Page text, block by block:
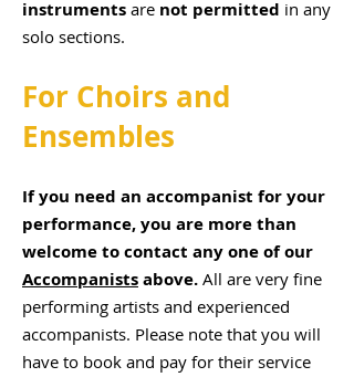
instruments are not permitted in any
solo sections.
For Choirs and
Ensembles
If you need an accompanist for your
performance, you are more than
welcome to contact any one of our
Accompanistsabove. All are very fine
performing artists and experienced
accompanists. Please note that you will
have to book and pay for their service